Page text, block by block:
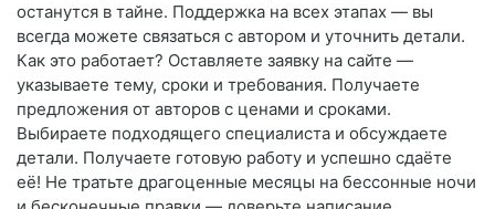
останутся в тайне. Поддержка на всех этапах — вы
всегда можете связаться с автором и уточнить детали.
Как это работает? Оставляете заявку на сайте —
указываете тему, сроки и требования. Получаете
предложения от авторов с ценами и сроками.
Выбираете подходящего специалиста и обсуждаете
детали. Получаете готовую работу и успешно сдаёте
её! Не тратьте драгоценные месяцы на бессонные ночи